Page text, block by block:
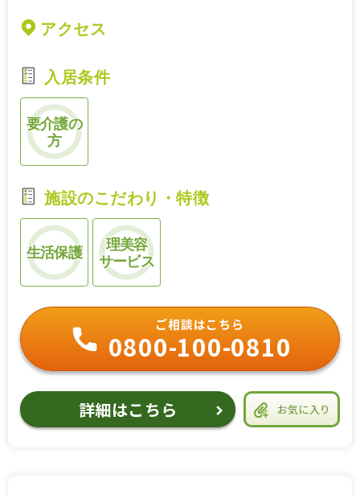
アクセス
入居条件
要介護の
方
施設のこだわり・特徴
生活保護
理美容
サービス
お気に入り
ご相談はこちら
0800-100-0810
詳細はこちら